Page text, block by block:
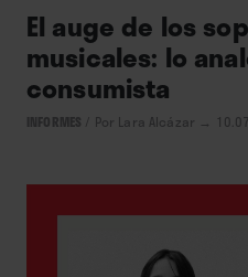
El auge de los
musicales: lo
consumista
INFORMES Por Lara Alcázar →